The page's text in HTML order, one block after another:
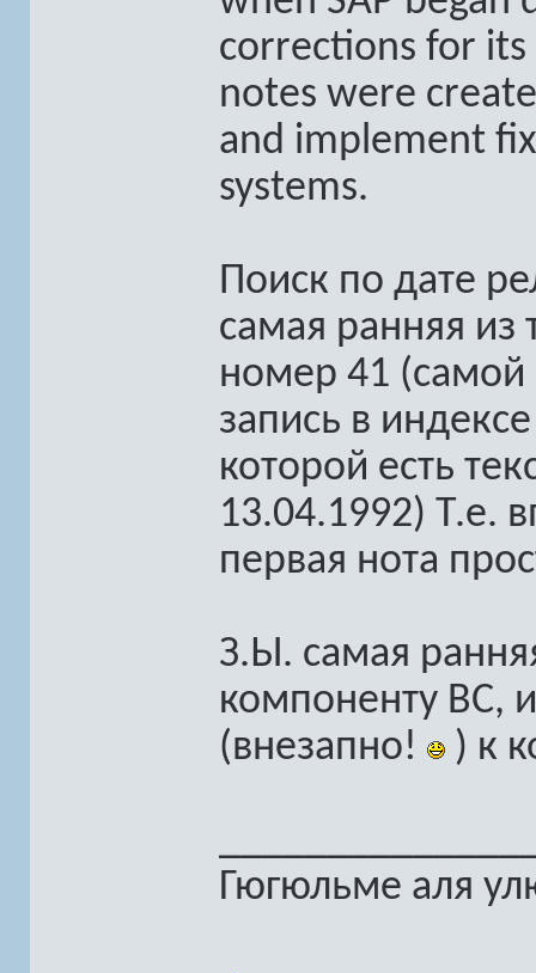
corrections for its
notes were
and implement
systems.
Поиск по дате
самая ранняя из
номер 41 (самой
запись в
которой есть
13.04.1992) Т.е.
первая нота
З.Ы. самая
компоненту BC,
(внезапно!
) к
Гюгюльме аля